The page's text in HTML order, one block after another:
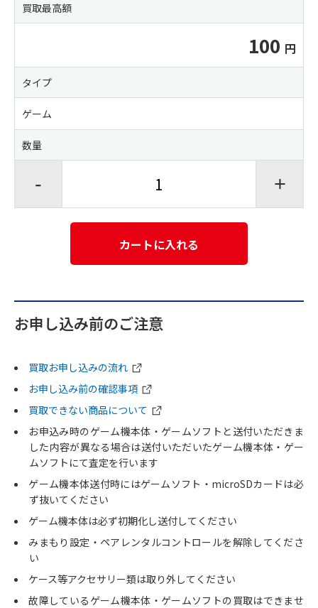
買取最高額
100
タイプ
ゲーム
数量
- +
カートに入れる
お申し込み前のご注意
買取お申し込みの流れ
お申し込み前の確認事項
買取できない商品について
お申込み時のゲーム機本体・ゲームソフトと送付いただきま
した内容が異なる場合は送付いただいたゲーム機本体・ゲー
ムソフトにて査定を行います
ゲーム機本体送付時にはゲームソフト・microSDカードは必
ず抜いてください
ゲーム機本体は必ず初期化し送付してください
みまもり設定・ペアレンタルコントロールを解除してくださ
い
ケース等アクセサリー類は取り外してください
故障しているゲーム機本体・ゲームソフトの買取はできませ